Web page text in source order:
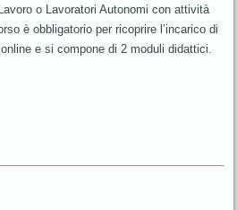
o Lavoratori Autonomi con attività
è obbligatorio per ricoprire l’incarico di
e si compone di 2 moduli didattici.